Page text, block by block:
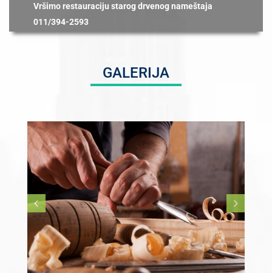
Vršimo restauraciju starog drvenog nameštaja
011/394-2593
GALERIJA